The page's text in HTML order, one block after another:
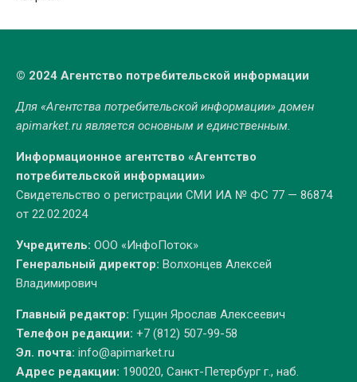
© 2024 Агентство потребительской информации
Для «Агентства потребительской информации» домен
apimarket.ruявляется основным и единственным.
Информационное агентство «Агентство
потребительской информации»
Свидетельство о регистрации СМИ ИА № ФС 77 — 86874
от 22.02.2024
Учредитель: ООО «ИнфоПоток»
Генеральный директор: Волхонцев Алексей
Владимирович
Главный редактор: Гущин Ярослав Алексеевич
Телефон редакции: +7 (812) 507-99-58
Эл. почта: info@apimarket.ru
Адрес редакции: 190020, Санкт-Петербург г., наб.